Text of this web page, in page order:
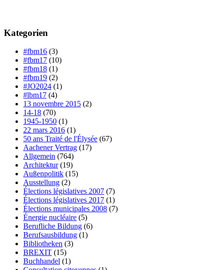
Kategorien
#fbm16 (3)
#fbm17 (10)
#fbm18 (1)
#fbm19 (2)
#JO2024 (1)
#lbm17 (4)
13 novembre 2015 (2)
14-18 (70)
1945-1950 (1)
22 mars 2016 (1)
50 ans Traité de l'Élysée (67)
Aachener Vertrag (17)
Allgemein (764)
Architektur(19)
Außenpolitik (15)
Ausstellung (2)
Élections législatives 2007 (7)
Élections législatives 2017 (1)
Élections municipales 2008 (7)
Énergie nucléaire (5)
Berufliche Bildung (6)
Berufsausbildung (1)
Bibliotheken (3)
BREXIT (15)
Buchhandel (1)